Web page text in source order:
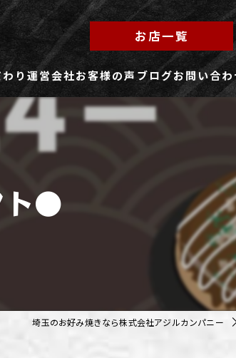
お店一覧
わり運営会社お客様の声 ブログお問い合
ト●
埼玉のお好み焼きなら株式会社アジルカンパニー